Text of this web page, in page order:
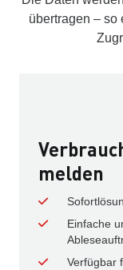
übertragen – so
melden
Einfache
Verfügbar